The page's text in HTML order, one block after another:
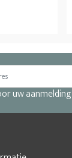
uw aanmelding